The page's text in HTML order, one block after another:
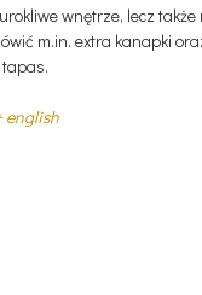
wnętrze, lecz
m.in. extra kanapki
tapas.
english